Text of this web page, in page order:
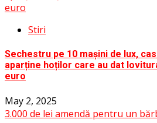
euro
Stiri
Sechestru pe 10 mașini de lux,
aparține hoților care au dat
euro
May 2, 2025
3.000 de lei amendă pentru un